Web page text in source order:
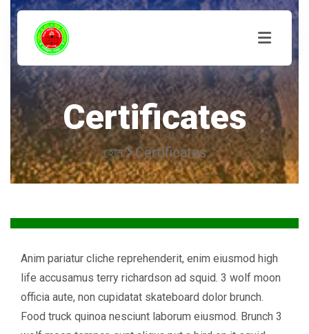
Certificates
হোম Certificates
Anim pariatur cliche reprehenderit, enim eiusmod high
life accusamus terry richardson ad squid. 3 wolf moon
officia aute, non cupidatat skateboard dolor brunch.
Food truck quinoa nesciunt laborum eiusmod. Brunch 3